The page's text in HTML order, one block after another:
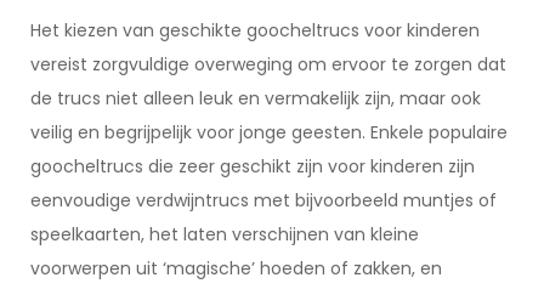
Het kiezen van geschikte goocheltrucs voor kinderen
vereist zorgvuldige overweging om ervoor te zorgen dat
de trucs niet alleen leuk en vermakelijk zijn, maar ook
veilig en begrijpelijk voor jonge geesten. Enkele populaire
goocheltrucs die zeer geschikt zijn voor kinderen zijn
eenvoudige verdwijntrucs met bijvoorbeeld muntjes of
speelkaarten, het laten verschijnen van kleine
voorwerpen uit ‘magische’ hoeden of zakken, en